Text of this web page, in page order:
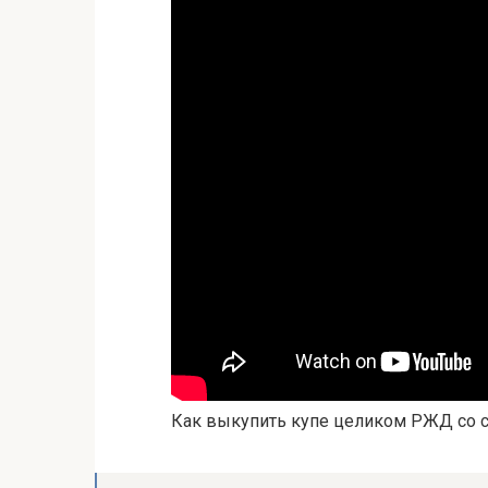
Как выкупить купе целиком РЖД со